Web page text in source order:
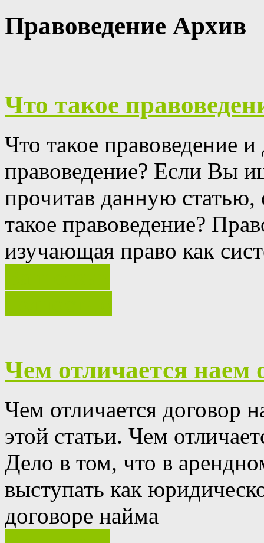
Правоведение Архив
Что такое
Что такое правоведение
правоведение? Если Вы
прочитав данную статью,
такое правоведение?
изучающая право как
Чем отличается наем
Чем отличается договор
этой статьи. Чем
Дело в том, что в
выступать как
договоре найма